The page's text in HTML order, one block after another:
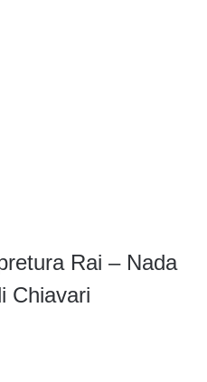
Rai – Nada
Chiavari